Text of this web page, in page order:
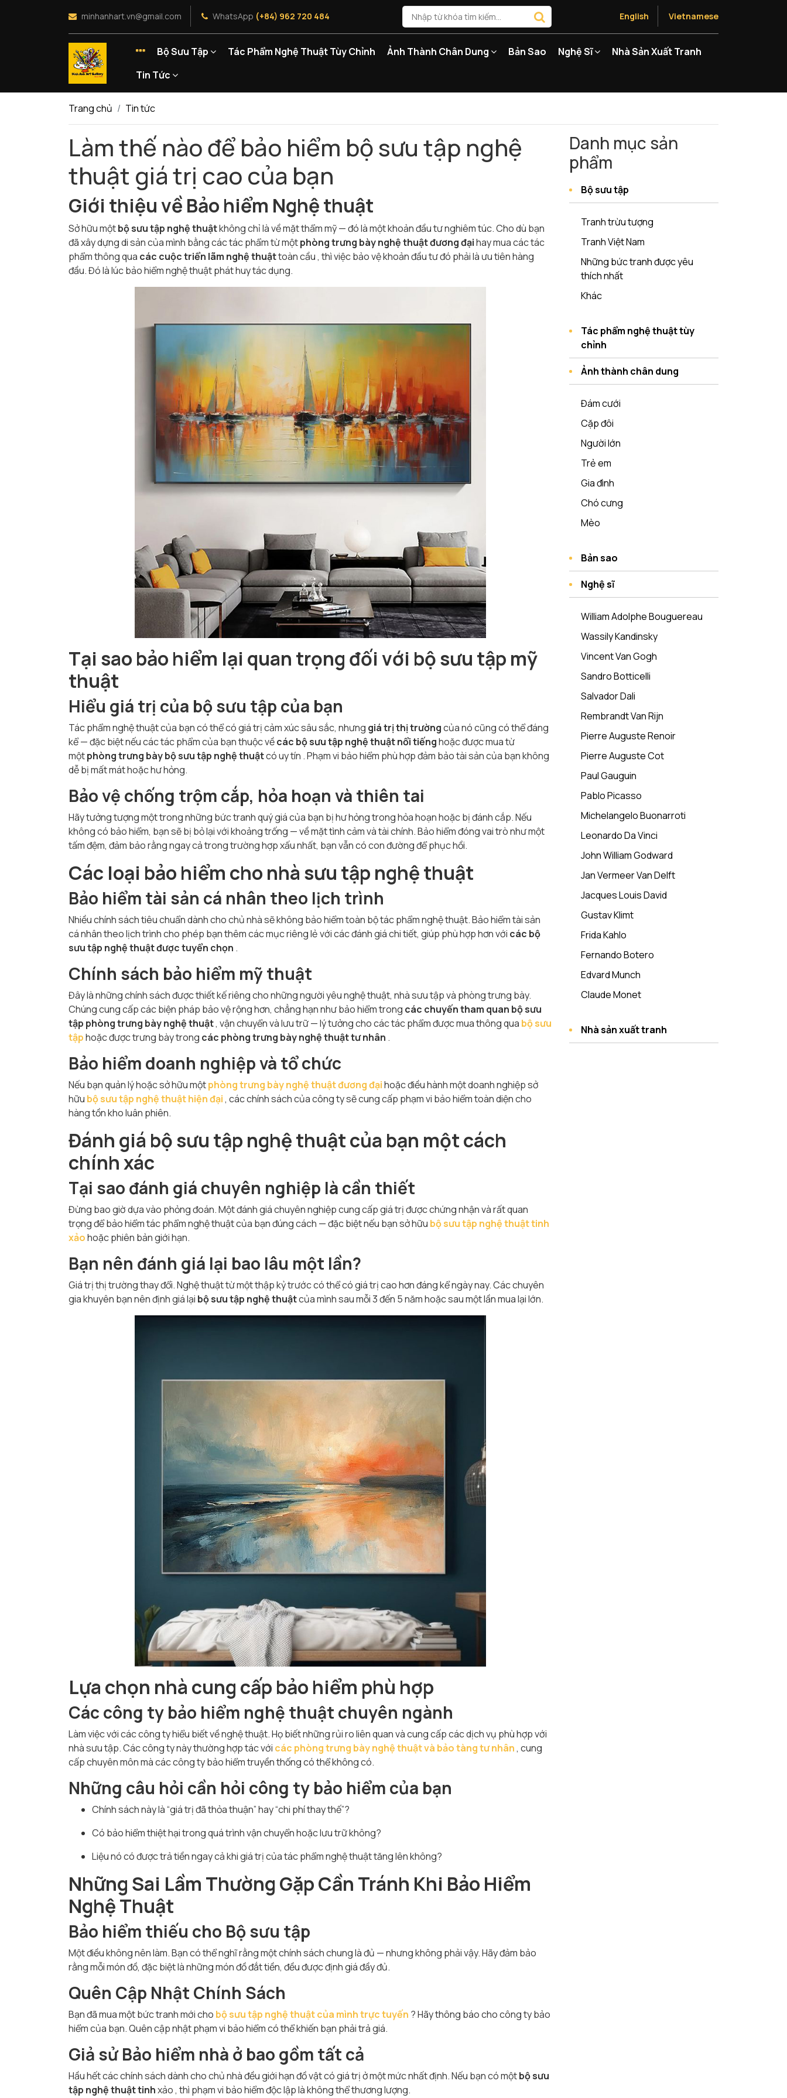
minhanhart.vn@gmail.com WhatsApp (+84) 962 720 484 English Vietnamese
Bộ Sưu Tập Tác Phẩm Nghệ Thuật Tùy Chỉnh Ảnh Thành Chân Dung Bản Sao Nghệ Sĩ
Nhà Sản Xuất Tranh
Tin Tức
Trang chủ Tin tức
Làm thế nào để bảo hiểm bộ sưu tập nghệ
thuật giá trị cao của bạn
Giới thiệu về Bảo hiểm Nghệ thuật
Sở hữu mộtbộ sưu tập nghệ thuậtkhông chỉ là về mặt thẩm mỹ — đó là một khoản đầu tư nghiêm túc. Cho dù bạn
đã xây dựng di sản của mình bằng các tác phẩm từ mộtphòng trưng bày nghệ thuật đương đạihay mua các tác
phẩm thông qua các cuộc triển lãm nghệ thuậttoàn cầu , thì việc bảo vệ khoản đầu tư đó phải là ưu tiên hàng
đầu. Đó là lúc bảo hiểm nghệ thuật phát huy tác dụng.
Tại sao bảo hiểm lại quan trọng đối với bộ sưu tập mỹ
thuật
Hiểu giá trị của bộ sưu tập của bạn
Tác phẩm nghệ thuật của bạn có thể có giá trị cảm xúc sâu sắc, nhưng giá trị thị trườngcủa nó cũng có thể đáng
kể — đặc biệt nếu các tác phẩm của bạn thuộc vềcác bộ sưu tập nghệ thuật nổi tiếnghoặc được mua từ
mộtphòng trưng bày bộ sưu tập nghệ thuậtcó uy tín . Phạm vi bảo hiểm phù hợp đảm bảo tài sản của bạn không
dễ bị mất mát hoặc hư hỏng.
Bảo vệ chống trộm cắp, hỏa hoạn và thiên tai
Hãy tưởng tượng một trong những bức tranh quý giá của bạn bị hư hỏng trong hỏa hoạn hoặc bị đánh cắp. Nếu
không có bảo hiểm, bạn sẽ bị bỏ lại với khoảng trống — về mặt tình cảm và tài chính. Bảo hiểm đóng vai trò như một
tấm đệm, đảm bảo rằng ngay cả trong trường hợp xấu nhất, bạn vẫn có con đường để phục hồi.
Các loại bảo hiểm cho nhà sưu tập nghệ thuật
Bảo hiểm tài sản cá nhân theo lịch trình
Nhiều chính sách tiêu chuẩn dành cho chủ nhà sẽ không bảo hiểm toàn bộ tác phẩm nghệ thuật. Bảo hiểm tài sản
cá nhân theo lịch trình cho phép bạn thêm các mục riêng lẻ với các đánh giá chi tiết, giúp phù hợp hơn với các bộ
sưu tập nghệ thuật được tuyển chọn .
Chính sách bảo hiểm mỹ thuật
Đây là những chính sách được thiết kế riêng cho những người yêu nghệ thuật, nhà sưu tập và phòng trưng bày.
Chúng cung cấp các biện pháp bảo vệ rộng hơn, chẳng hạn như bảo hiểm trong các chuyến tham quan bộ sưu
tập phòng trưng bày nghệ thuật, vận chuyển và lưu trữ — lý tưởng cho các tác phẩm được mua thông qua bộ sưu
tậphoặc được trưng bày trong các phòng trưng bày nghệ thuật tư nhân .
Bảo hiểm doanh nghiệp và tổ chức
Nếu bạn quản lý hoặc sở hữu mộtphòng trưng bày nghệ thuật đương đạihoặc điều hành một doanh nghiệp sở
hữu bộ sưu tập nghệ thuật hiện đại, các chính sách của công ty sẽ cung cấp phạm vi bảo hiểm toàn diện cho
hàng tồn kho luân phiên.
Đánh giá bộ sưu tập nghệ thuật của bạn một cách
chính xác
Tại sao đánh giá chuyên nghiệp là cần thiết
Đừng bao giờ dựa vào phỏng đoán. Một đánh giá chuyên nghiệp cung cấp giá trị được chứng nhận và rất quan
trọng để bảo hiểm tác phẩm nghệ thuật của bạn đúng cách — đặc biệt nếu bạn sở hữu bộ sưu tập nghệ thuật tinh
xảohoặc phiên bản giới hạn.
Bạn nên đánh giá lại bao lâu một lần?
Giá trị thị trường thay đổi. Nghệ thuật từ một thập kỷ trước có thể có giá trị cao hơn đáng kể ngày nay. Các chuyên
gia khuyên bạn nên định giá lại bộ sưu tập nghệ thuậtcủa mình sau mỗi 3 đến 5 năm hoặc sau một lần mua lại lớn.
Lựa chọn nhà cung cấp bảo hiểm phù hợp
Các công ty bảo hiểm nghệ thuật chuyên ngành
Làm việc với các công ty hiểu biết về nghệ thuật. Họ biết những rủi ro liên quan và cung cấp các dịch vụ phù hợp với
nhà sưu tập. Các công ty này thường hợp tác với các phòng trưng bày nghệ thuật và bảo tàng tư nhân, cung
cấp chuyên môn mà các công ty bảo hiểm truyền thống có thể không có.
Những câu hỏi cần hỏi công ty bảo hiểm của bạn
Chính sách này là “giá trị đã thỏa thuận” hay “chi phí thay thế”?
Có bảo hiểm thiệt hại trong quá trình vận chuyển hoặc lưu trữ không?
Liệu nó có được trả tiền ngay cả khi giá trị của tác phẩm nghệ thuật tăng lên không?
Những Sai Lầm Thường Gặp Cần Tránh Khi Bảo Hiểm
Nghệ Thuật
Bảo hiểm thiếu cho Bộ sưu tập
Một điều không nên làm. Bạn có thể nghĩ rằng một chính sách chung là đủ — nhưng không phải vậy. Hãy đảm bảo
rằng mỗi món đồ, đặc biệt là những món đồ đắt tiền, đều được định giá đầy đủ.
Quên Cập Nhật Chính Sách
Bạn đã mua một bức tranh mới cho bộ sưu tập nghệ thuật của mình trực tuyến ? Hãy thông báo cho công ty bảo
hiểm của bạn. Quên cập nhật phạm vi bảo hiểm có thể khiến bạn phải trả giá.
Giả sử Bảo hiểm nhà ở bao gồm tất cả
Hầu hết các chính sách dành cho chủ nhà đều giới hạn đồ vật có giá trị ở một mức nhất định. Nếu bạn có mộtbộ sưu
tập nghệ thuật tinhxảo , thì phạm vi bảo hiểm độc lập là không thể thương lượng.
Danh mục sản
phẩm
Bộ sưu tập
Tranh trừu tượng
Tranh Việt Nam
Những bức tranh được yêu
thích nhất
Khác
Tác phẩm nghệ thuật tùy
chỉnh
Ảnh thành chân dung
Đám cưới
Cặp đôi
Người lớn
Trẻ em
Gia đình
Chó cưng
Mèo
Bản sao
Nghệ sĩ
William Adolphe Bouguereau
Wassily Kandinsky
Vincent Van Gogh
Sandro Botticelli
Salvador Dali
Rembrandt Van Rijn
Pierre Auguste Renoir
Pierre Auguste Cot
Paul Gauguin
Pablo Picasso
Michelangelo Buonarroti
Leonardo Da Vinci
John William Godward
Jan Vermeer Van Delft
Jacques Louis David
Gustav Klimt
Frida Kahlo
Fernando Botero
Edvard Munch
Claude Monet
Nhà sản xuất tranh